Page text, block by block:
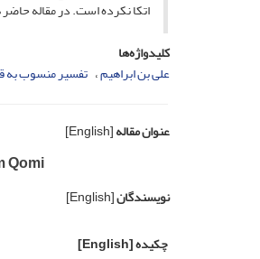
اتکا نکرده است. در مقاله
کلیدواژه‌ها
علی بن ابراهیم تفسیر منسوب به
عنوان مقاله[English]
Qomi
نویسندگان[English]
چکیده[English]